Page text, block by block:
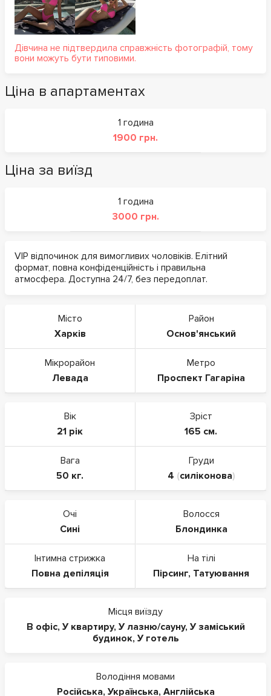
Дівчина не підтвердила справжність фотографій, тому
вони можуть бути типовими.
Ціна в апартаментах
1 година
1900 грн.
Ціна за виїзд
1 година
3000 грн.
VIP відпочинок для вимогливих чоловіків. Елітний
формат, повна конфіденційність і правильна
атмосфера. Доступна 24/7, без передоплат.
Місто
Харків
Район
Основ'янський
Мікрорайон
Левада
Метро
Проспект Гагаріна
Вік
21 рік
Зріст
165 см.
Вага
50 кг.
Груди
4 (силіконова)
Очі
Сині
Волосся
Блондинка
Інтимна стрижка
Повна депіляція
На тілі
Пірсинг, Татуювання
Місця виїзду
В офіс, У квартиру, У лазню/сауну, У заміський
будинок, У готель
Володіння мовами
Російська, Українська, Англійська